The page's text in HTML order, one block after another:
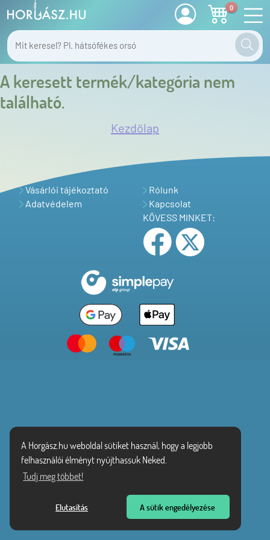
A Horgász.hu weboldal sütiket használ, hogy a legjobb
felhasználói élményt nyújthassuk Neked.
Tudj meg többet!
Elutasítás A sütik engedélyezése
0
A keresett termék/kategória nem
található.
Kezdőlap
Vásárlói tájékoztató
Adatvédelem
Rólunk
Kapcsolat
KÖVESS MINKET: